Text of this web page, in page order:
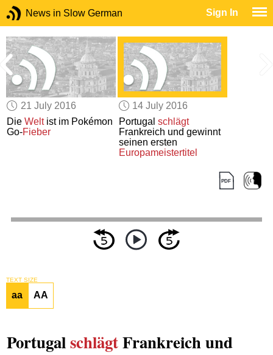
News in Slow German Sign In
21 July 2016
DieWeltist im Pokémon
Go-Fieber
14 July 2016
Portugal schlägt
Frankreich und gewinnt
seinen ersten
Europameistertitel
TEXT SIZE
aa AA
PortugalschlägtFrankreich und